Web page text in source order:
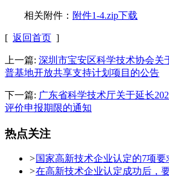
相关附件： 附件1-4.zip下载
[ 返回首页 ]
上一篇: 深圳市宝安区科学技术协会关
普基地开放共享支持计划项目的公告
下一篇: 广东省科学技术厅关于延长
评价申报期限的通知
热点关注
> 国家高新技术企业认定的7项要
>在高新技术企业认定成功后，